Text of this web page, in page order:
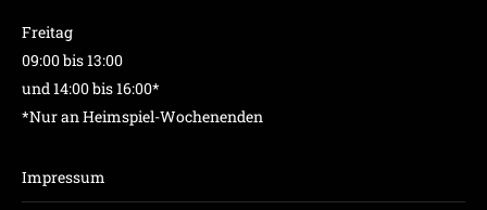
Freitag
09:00 bis 13:00
und 14:00 bis 16:00*
*Nur an Heimspiel-Wochenenden
Impressum